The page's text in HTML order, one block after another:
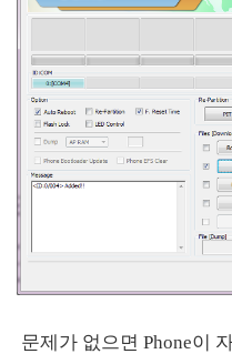
문제가 없으면 Phone이